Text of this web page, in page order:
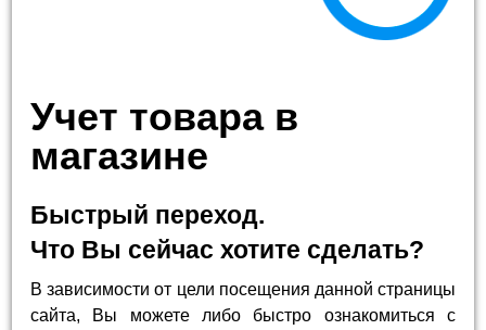
Учет товара в
магазине
Быстрый переход.
Что Вы сейчас хотите сделать?
В зависимости от цели посещения данной страницы
сайта, Вы можете либо быстро ознакомиться с